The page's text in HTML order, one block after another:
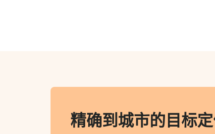
精确到城市的目标